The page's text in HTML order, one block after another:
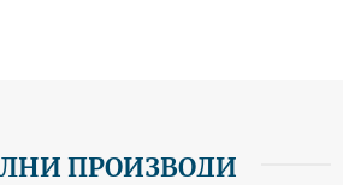
ПРОИЗВОДИ